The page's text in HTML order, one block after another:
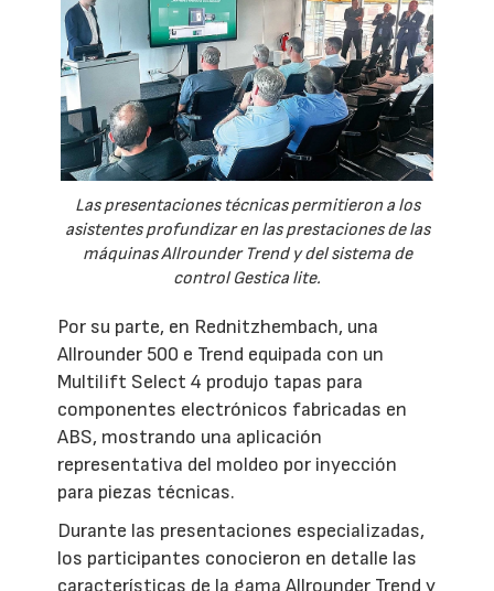
Las presentaciones técnicas permitieron a los
asistentes profundizar en las prestaciones de las
máquinas Allrounder Trend y del sistema de
control Gestica lite.
Por su parte, en Rednitzhembach, una
Allrounder 500 e Trend equipada con un
Multilift Select 4 produjo tapas para
componentes electrónicos fabricadas en
ABS, mostrando una aplicación
representativa del moldeo por inyección
para piezas técnicas.
Durante las presentaciones especializadas,
los participantes conocieron en detalle las
características de la gama Allrounder Trend y